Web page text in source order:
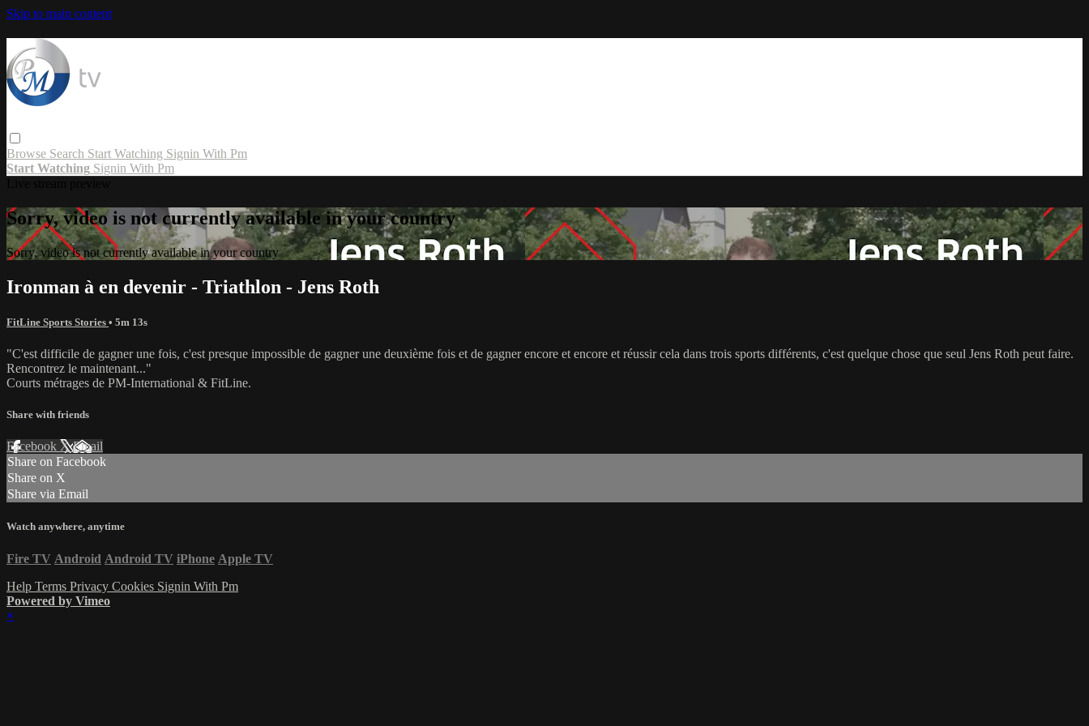
Skip to main content
Browse Search Start Watching Signin With Pm
Start Watching Signin With Pm
Sorry, video is not currently available in your country
Sorry, video is not currently available in your country
Ironman à en devenir - Triathlon - Jens Roth
FitLine Sports Stories • 5m 13s
"C'est difficile de gagner une fois, c'est presque impossible de gagner une deuxième fois et de gagner encore et encore et réussir cela dans trois sports différents, c'est quelque chose que seul Jens Roth peut faire.
Rencontrez le maintenant..."
Courts métrages de PM-International & FitLine.
Share with friends
Facebook XEmail
Share on Facebook
Share on X
Share via Email
Watch anywhere, anytime
Fire TV Android Android TV iPhone Apple TV
Help Terms Privacy Cookies Signin With Pm
Powered by Vimeo
×